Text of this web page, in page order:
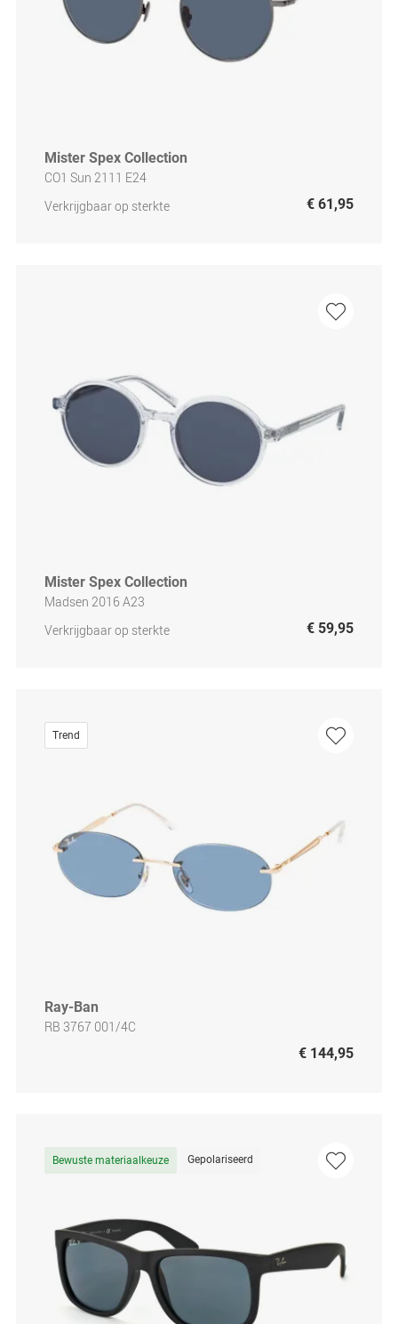
Mister Spex Collection
CO1 Sun 2111 E24
Verkrijgbaar op sterkte
€ 61,95
Mister Spex Collection
Madsen 2016 A23
Verkrijgbaar op sterkte
€ 59,95
Trend
Ray-Ban
RB 3767 001/4C
€ 144,95
Bewuste materiaalkeuze Gepolariseerd